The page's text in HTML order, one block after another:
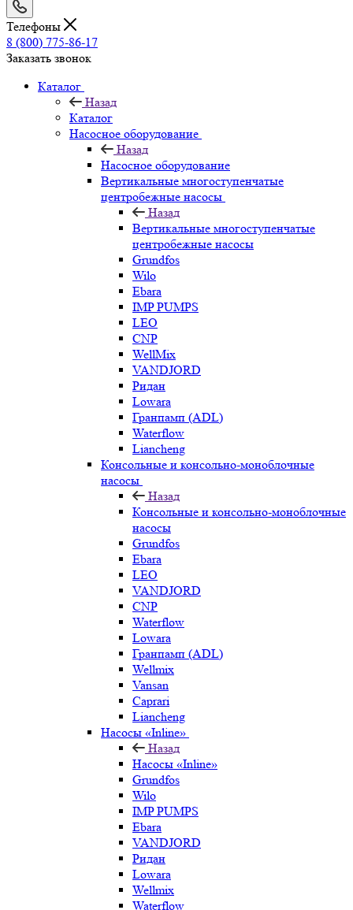
Телефоны
8 (800) 775-86-17
Заказать звонок
Каталог
Назад
Каталог
Насосное оборудование
Назад
Насосное оборудование
Вертикальные многоступенчатые
центробежные насосы
Назад
Вертикальные многоступенчатые
центробежные насосы
Grundfos
Wilo
Ebara
IMP PUMPS
LEO
CNP
WellMix
VANDJORD
Ридан
Lowara
Гранпамп (ADL)
Waterflow
Liancheng
Консольные и консольно-моноблочные
насосы
Назад
Консольные и консольно-моноблочные
насосы
Grundfos
Ebara
LEO
VANDJORD
CNP
Waterflow
Lowara
Гранпамп (ADL)
Wellmix
Vansan
Caprari
Liancheng
Насосы «Inline»
Назад
Насосы «Inline»
Grundfos
Wilo
IMP PUMPS
Ebara
VANDJORD
Ридан
Lowara
Wellmix
Waterflow